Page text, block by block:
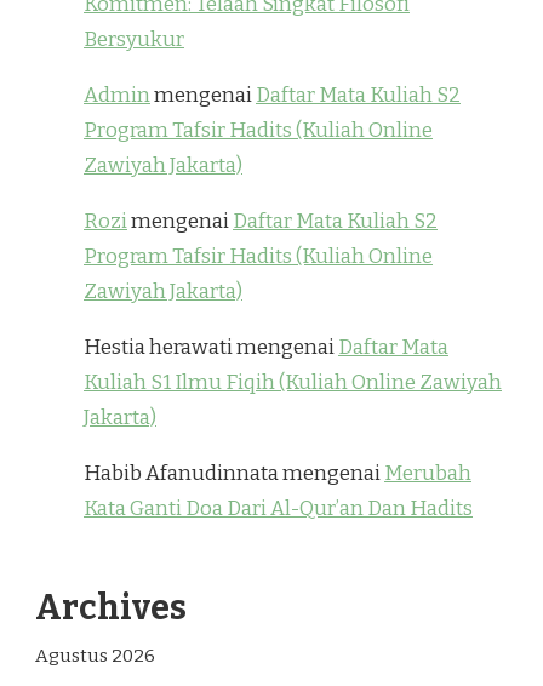
Bersyukur
AdminmengenaiDaftar Mata Kuliah S2
Program Tafsir Hadits (Kuliah Online
Zawiyah Jakarta)
RozimengenaiDaftar Mata Kuliah S2
Program Tafsir Hadits (Kuliah Online
Zawiyah Jakarta)
Hestia herawatimengenaiDaftar Mata
Kuliah S1 Ilmu Fiqih (Kuliah Online Zawiyah
Jakarta)
Habib AfanudinnatamengenaiMerubah
Kata Ganti Doa Dari Al-Qur’an Dan Hadits
Archives
Agustus 2026